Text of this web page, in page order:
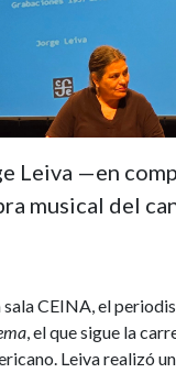
Leiva —en
musical del
CEINA, el
, el que sigue la
Leiva realizó